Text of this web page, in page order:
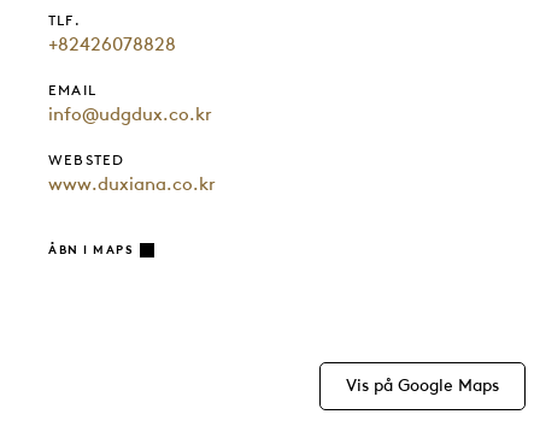
TLF.
+82426078828
EMAIL
info@udgdux.co.kr
WEBSTED
www.duxiana.co.kr
ÅBN I MAPS
Vis på Google Maps